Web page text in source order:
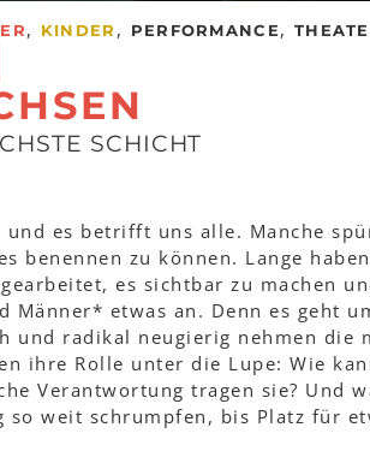
, KINDER , PERFORMANCE,
SCHICHT
es betrifft uns alle. Manche
benennen zu können. Lange
es sichtbar zu machen
Männer* etwas an. Denn es geht
und radikal neugierig nehmen die
ihre Rolle unter die Lupe: Wie
Verantwortung tragen sie? Und
so weit schrumpfen, bis Platz für